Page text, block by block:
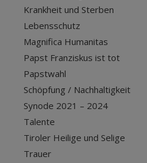
Krankheit und Sterben
Lebensschutz
Magnifica Humanitas
Papst Franziskus ist tot
Papstwahl
Schöpfung / Nachhaltigkeit
Synode 2021 – 2024
Talente
Tiroler Heilige und Selige
Trauer